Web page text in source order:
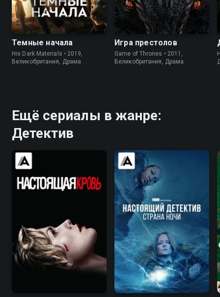
7.8 7.7
Темные начала
His Dark Materials • 2019,
Великобритания, Драма
9.0 9.2
Игра престолов
Game of Thrones • 2011,
Великобритания, Драма
Ещё сериалы в жанре:
Детектив
8.7 9.0